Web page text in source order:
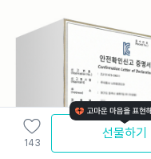
143
선물하기